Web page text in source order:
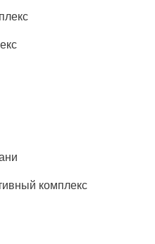
комплекс